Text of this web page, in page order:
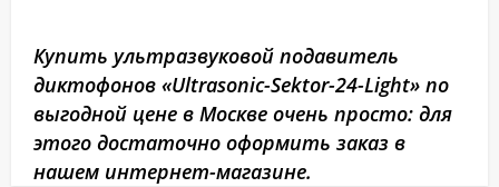
Купить ультразвуковой подавитель
диктофонов «Ultrasonic-Sektor-24-Light» по
выгодной цене в Москве очень просто: для
этого достаточно оформить заказ в
нашем интернет-магазине.